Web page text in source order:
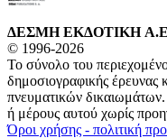
ΔΕΣΜΗ ΕΚΔΟΤΙΚΗ
© 1996-2026
Το σύνολο του
δημοσιογραφικής έρευνας
πνευματικών
ή μέρους αυτού χωρίς
Όροι χρήσης - πολιτική